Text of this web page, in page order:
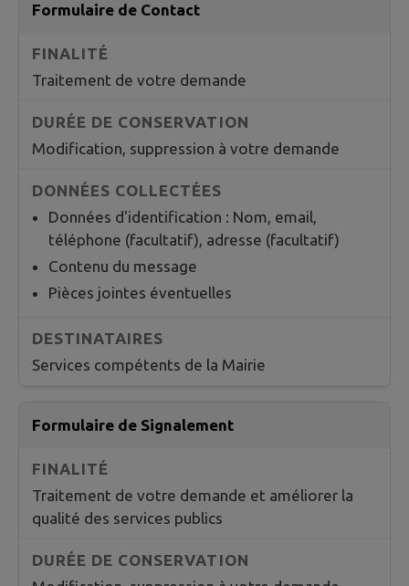
Formulaire de Contact
Traitement de votre demande
Modification, suppression à votre demande
Données d'identification : Nom, email,
téléphone (facultatif), adresse (facultatif)
Contenu du message
Pièces jointes éventuelles
Services compétents de la Mairie
Formulaire de Signalement
Traitement de votre demande et améliorer la
qualité des services publics